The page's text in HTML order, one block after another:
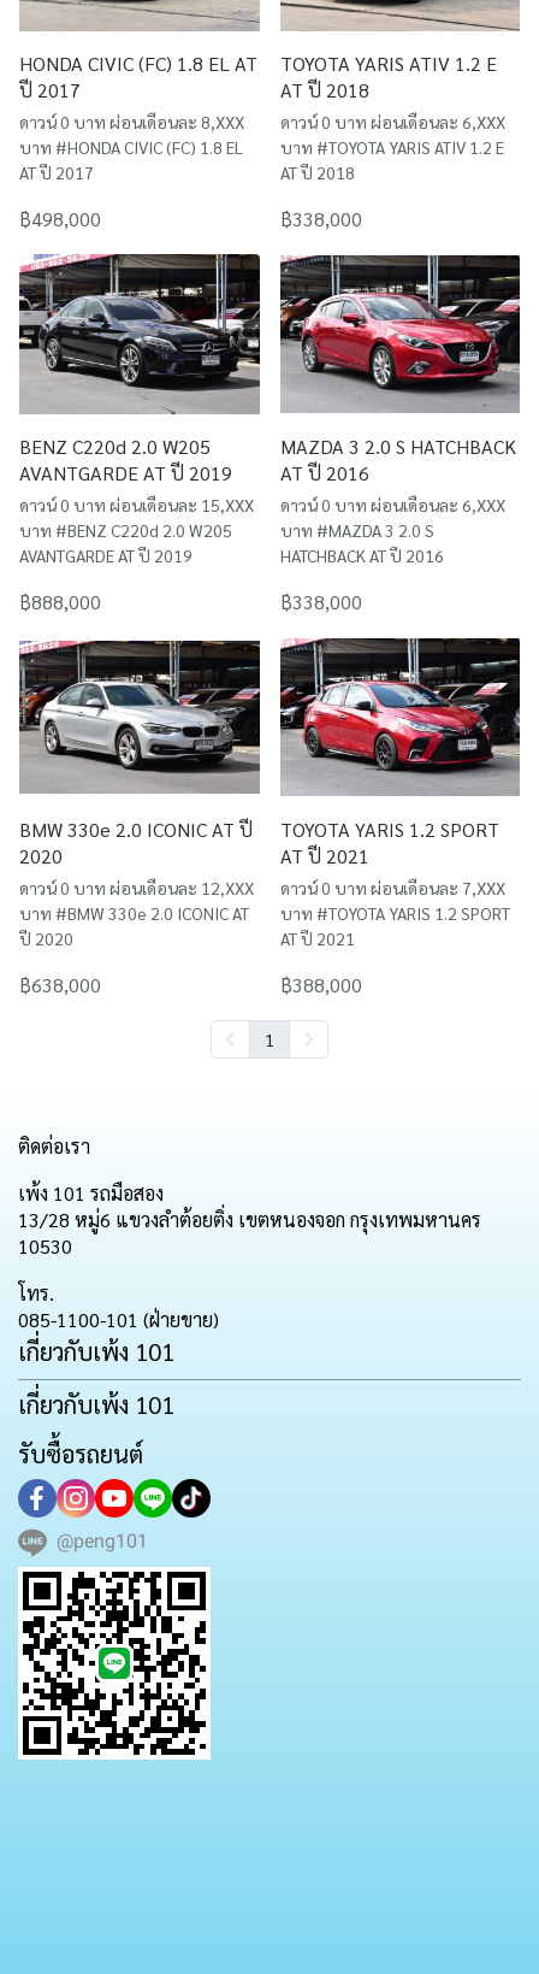
HONDA CIVIC (FC) 1.8 EL AT
ปี 2017
ดาวน์ 0 บาท ผ่อนเดือนละ 8,XXX
บาท #HONDA CIVIC (FC) 1.8 EL
AT ปี 2017
฿498,000
TOYOTA YARIS ATIV 1.2 E
AT ปี 2018
ดาวน์ 0 บาท ผ่อนเดือนละ 6,XXX
บาท #TOYOTA YARIS ATIV 1.2 E
AT ปี 2018
฿338,000
BENZ C220d 2.0 W205
AVANTGARDE AT ปี 2019
ดาวน์ 0 บาท ผ่อนเดือนละ 15,XXX
บาท #BENZ C220d 2.0 W205
AVANTGARDE AT ปี 2019
฿888,000
MAZDA 3 2.0 S HATCHBACK
AT ปี 2016
ดาวน์ 0 บาท ผ่อนเดือนละ 6,XXX
บาท #MAZDA 3 2.0 S
HATCHBACK AT ปี 2016
฿338,000
BMW 330e 2.0 ICONIC AT ปี
2020
ดาวน์ 0 บาท ผ่อนเดือนละ 12,XXX
บาท #BMW 330e 2.0 ICONIC AT
ปี 2020
฿638,000
TOYOTA YARIS 1.2 SPORT
AT ปี 2021
ดาวน์ 0 บาท ผ่อนเดือนละ 7,XXX
บาท #TOYOTA YARIS 1.2 SPORT
AT ปี 2021
฿388,000
1
ติดต่อเรา
เพ้ง 101 รถมือสอง
13/28 หมู่6 แขวงลำต้อยติ่ง เขตหนองจอก กรุงเทพมหานคร
10530
โทร.
085-1100-101 (ฝ่ายขาย)
เกี่ยวกับเพ้ง 101
เกี่ยวกับเพ้ง 101
รับซื้อรถยนต์
@peng101